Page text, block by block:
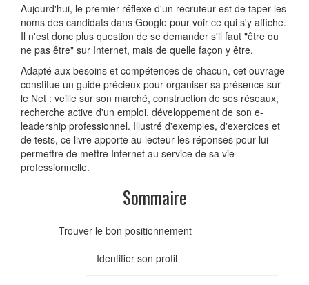
Aujourd'hui, le premier réflexe d'un recruteur est de taper les
noms des candidats dans Google pour voir ce qui s'y affiche.
Il n'est donc plus question de se demander s'il faut "être ou
ne pas être" sur Internet, mais de quelle façon y être.
Adapté aux besoins et compétences de chacun, cet ouvrage
constitue un guide précieux pour organiser sa présence sur
le Net : veille sur son marché, construction de ses réseaux,
recherche active d'un emploi, développement de son e-
leadership professionnel. Illustré d'exemples, d'exercices et
de tests, ce livre apporte au lecteur les réponses pour lui
permettre de mettre Internet au service de sa vie
professionnelle.
Sommaire
Trouver le bon positionnement
Identifier son profil